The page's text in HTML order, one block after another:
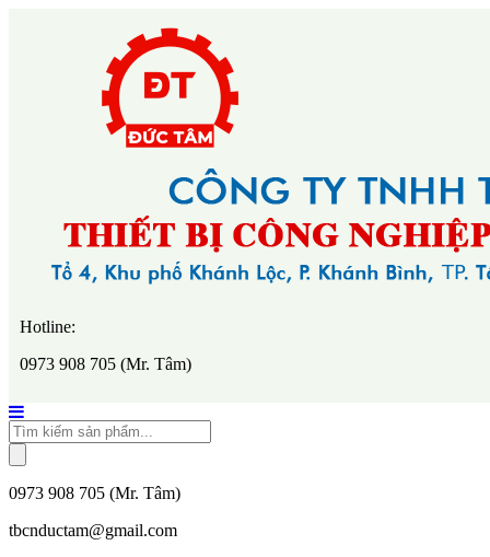
Hotline:
0973 908 705 (Mr. Tâm)
0973 908 705 (Mr. Tâm)
tbcnductam@gmail.com